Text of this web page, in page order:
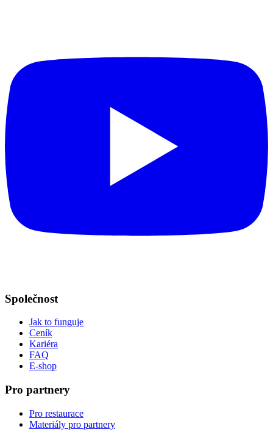
Společnost
Jak to funguje
Ceník
Kariéra
FAQ
E-shop
Pro partnery
Pro restaurace
Materiály pro partnery